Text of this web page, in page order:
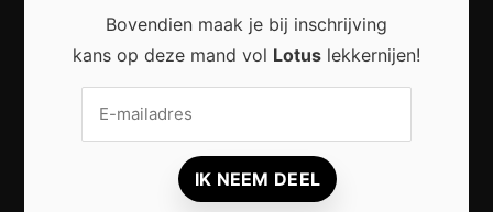
Kleine stappen met een groot effect
Duurzaam reizen: zo beleef je meer met
minder impact
Bovendien maak je bij inschrijving
kans op deze mand vol Lotus lekkernijen!